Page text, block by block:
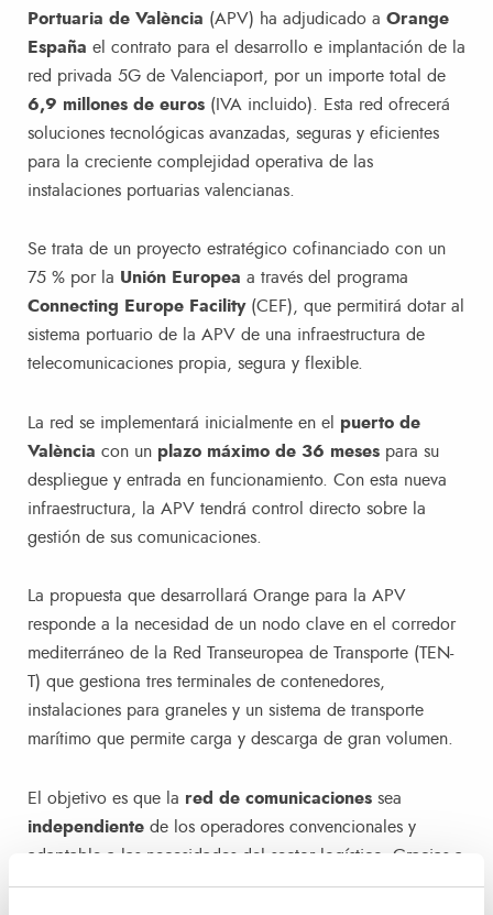
Portuaria de València (APV) ha adjudicado a Orange
España el contrato para el desarrollo e implantación de la
red privada 5G de Valenciaport, por un importe total de
6,9 millones de euros (IVA incluido). Esta red ofrecerá
soluciones tecnológicas avanzadas, seguras y eficientes
para la creciente complejidad operativa de las
instalaciones portuarias valencianas.
Se trata de un proyecto estratégico cofinanciado con un
75 % por la Unión Europea a través del programa
Connecting Europe Facility(CEF), que permitirá dotar al
sistema portuario de la APV de una infraestructura de
telecomunicaciones propia, segura y flexible.
La red se implementará inicialmente en el puerto de
València con un plazo máximo de 36 meses para su
despliegue y entrada en funcionamiento. Con esta nueva
infraestructura, la APV tendrá control directo sobre la
gestión de sus comunicaciones.
La propuesta que desarrollará Orange para la APV
responde a la necesidad de un nodo clave en el corredor
mediterráneo de la Red Transeuropea de Transporte (TEN-
T) que gestiona tres terminales de contenedores,
instalaciones para graneles y un sistema de transporte
marítimo que permite carga y descarga de gran volumen.
El objetivo es que la red de comunicaciones sea
independiente de los operadores convencionales y
adaptable a las necesidades del sector logístico. Gracias a
esta tecnología,se podrán conectar más de 25.000